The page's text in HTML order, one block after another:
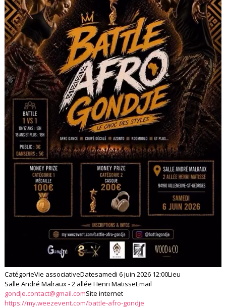
CatégorieVie associativeDatesamedi 6 juin 2026 12:00Lieu
Salle André Malraux - 2 allée Henri MatisseEmail
gondje.contact@gmail.comSite internet
https://my.weezevent.com/battle-afro-gondje